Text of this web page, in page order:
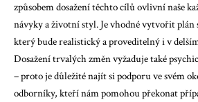
způsobem dosažení těchto cílů ovlivní naše
návyky a životní styl. Je vhodné vytvořit plán
který bude realistický a proveditelný i v
Dosažení trvalých změn vyžaduje také
– proto je důležité najít si podporu ve svém
odborníky, kteří nám pomohou překonat